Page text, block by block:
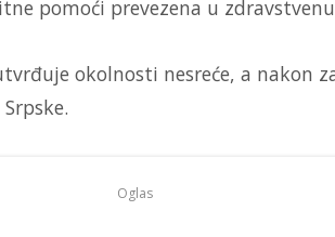
pomoći prevezena u
okolnosti nesreće, a nakon
Oglas